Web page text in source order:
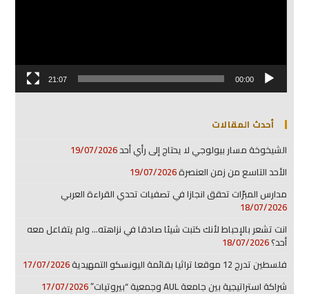
00:00
21:07
أحدث المقالات
الشيخوخة مسار بيولوجي لا يحتاج إلى رأي أحد19/07/2026
الأحد التاسع من زمن العنصرة19/07/2026
مدارس المبرّات تحقق انجازا في تصفيات تحدي القراءة العربي
18/07/2026
انت تشعر بالإحباط لأنك كتبت شيئا صادقا في نزاهته… ولم يتفاعل معه
أحد؟18/07/2026
فلسطين تدرج 12 موقعا تراثيا بقائمة اليونسكو التمهيدية
17/07/2026
شراكة استراتيجية بين جامعة AUL وجمعية “بيروتيات”
17/07/2026